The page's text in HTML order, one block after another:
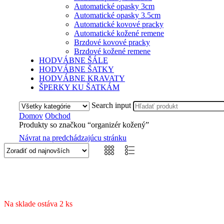
Automatické opasky 3cm
Automatické opasky 3.5cm
Automatické kovové pracky
Automatické kožené remene
Brzdové kovové pracky
Brzdové kožené remene
HODVÁBNE ŠÁLE
HODVÁBNE ŠATKY
HODVÁBNE KRAVATY
ŠPERKY KU ŠATKÁM
Search input
Domov Obchod
Produkty so značkou “organizér kožený”
Návrat na predchádzajúcu stránku
Na sklade ostáva 2 ks